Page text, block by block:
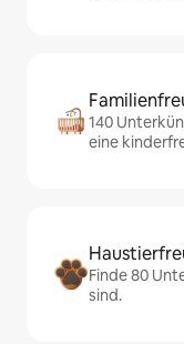
140
eine
Finde 80
sind.